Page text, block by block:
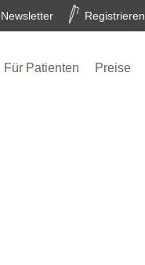
Registrieren
Newsletter
Für Patienten Preise